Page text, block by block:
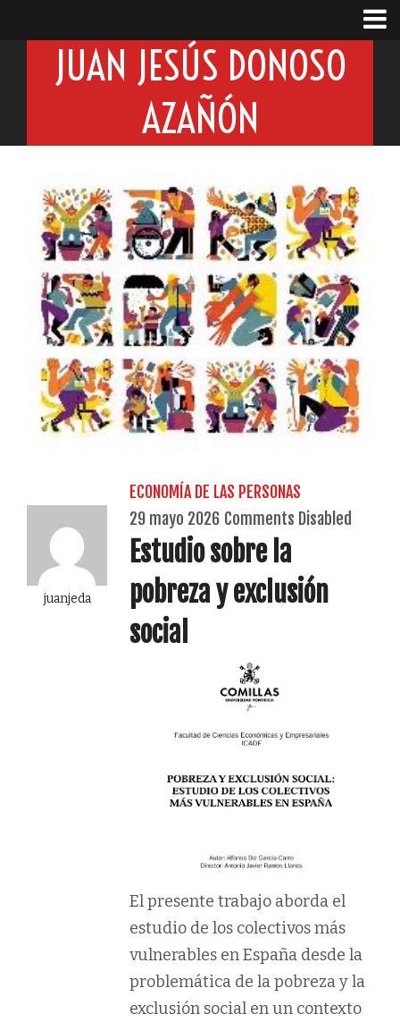
JUAN JESÚS DONOSO
AZAÑÓN
juanjeda
ECONOMÍA DE LAS PERSONAS
29 mayo 2026 Comments Disabled
Estudio sobre la
pobreza y exclusión
social
El presente trabajo aborda el
estudio de los colectivos más
vulnerables en España desde la
problemática de la pobreza y la
exclusión social en un contexto